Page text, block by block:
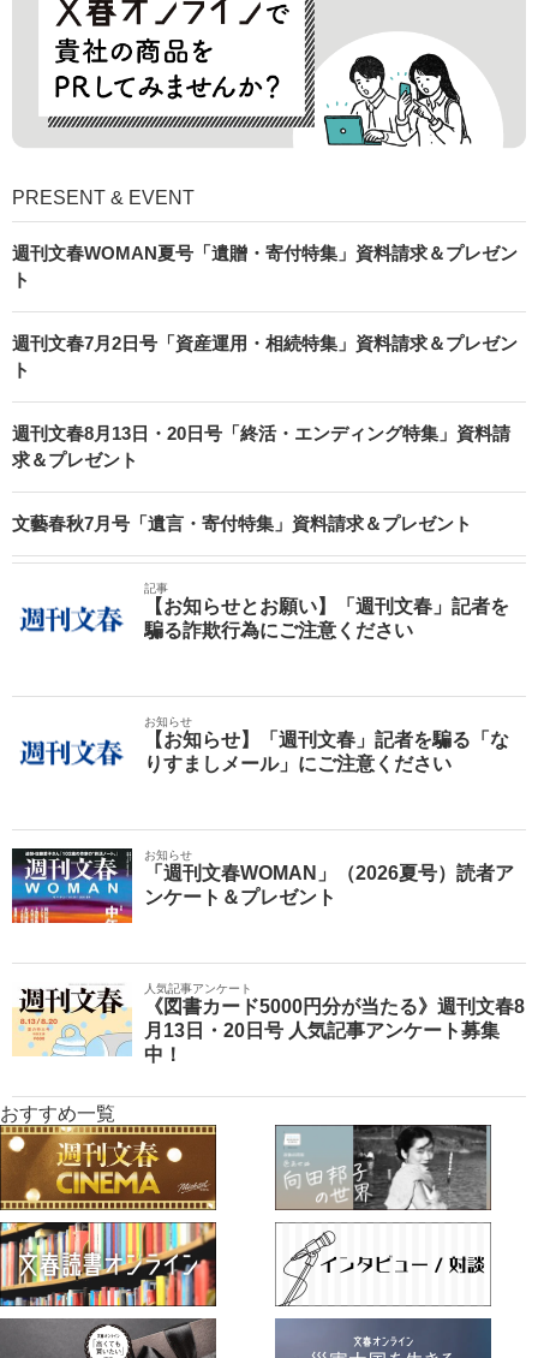
PRESENT & EVENT
週刊文春WOMAN夏号「遺贈・寄付特集」資料請求＆プレゼン
ト
週刊文春7月2日号「資産運用・相続特集」資料請求＆プレゼン
ト
週刊文春8月13日・20日号「終活・エンディング特集」資料請
求＆プレゼント
文藝春秋7月号「遺言・寄付特集」資料請求＆プレゼント
記事
【お知らせとお願い】「週刊文春」記者を
騙る詐欺行為にご注意ください
お知らせ
【お知らせ】「週刊文春」記者を騙る「な
りすましメール」にご注意ください
お知らせ
「週刊文春WOMAN」（2026夏号）読者ア
ンケート＆プレゼント
人気記事アンケート
《図書カード5000円分が当たる》週刊文春8
月13日・20日号 人気記事アンケート募集
中！
おすすめ一覧